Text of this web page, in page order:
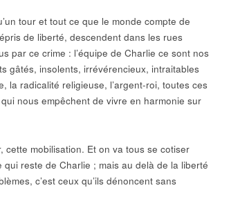
tour et tout ce que le monde compte de
de liberté, descendent dans les rues
par ce crime : l’équipe de Charlie ce sont nos
gâtés, insolents, irrévérencieux, intraitables
la radicalité religieuse, l’argent-roi, toutes ces
nous empêchent de vivre en harmonie sur
mobilisation. Et on va tous se cotiser
reste de Charlie ; mais au delà de la liberté
c’est ceux qu’ils dénoncent sans